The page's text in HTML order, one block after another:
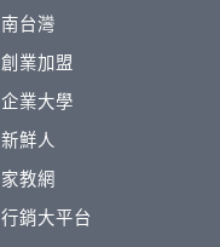
南台灣
創業加盟
企業大學
新鮮人
家教網
行銷大平台